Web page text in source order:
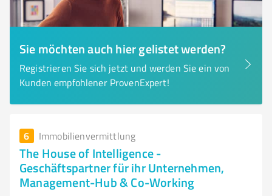
Sie möchten auch hier gelistet werden?
Registrieren Sie sich jetzt und werden Sie ein von
Kunden empfohlener ProvenExpert!
6 Immobilienvermittlung
The House of Intelligence -
Geschäftspartner für ihr Unternehmen,
Management-Hub & Co-Working